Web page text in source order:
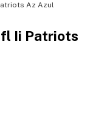
Az Azul
Ii Patriots